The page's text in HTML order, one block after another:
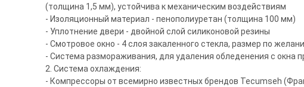
(толщина 1,5 мм), устойчива к механическим воздействиям
- Изоляционный материал - пенополиуретан (толщина 100 мм)
- Уплотнение двери - двойной слой силиконовой резины
- Смотровое окно - 4 слоя закаленного стекла, размер по
- Система размораживания, для удаления обледенения с окна
2. Система охлаждения:
- Компрессоры от всемирно известных брендов Tecumseh